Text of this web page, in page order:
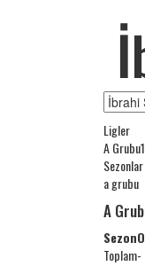
Ligler
A
Sezonlar
a grubu
A
Sezon
Toplam-